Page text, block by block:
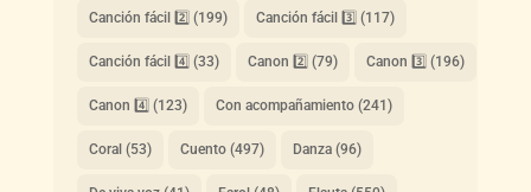
Canción fácil 2️⃣ (199) Canción fácil 3️⃣ (117)
Canción fácil 4️⃣ (33) Canon 2️⃣ (79) Canon 3️⃣ (196)
Canon 4️⃣ (123) Con acompañamiento(241)
Coral(53) Cuento(497) Danza(96)